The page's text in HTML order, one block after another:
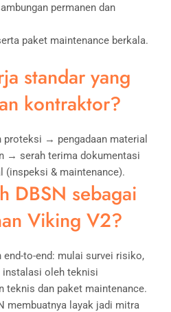
permanen dan
paket maintenance berkala.
standar yang
kontraktor?
→ pengadaan material
→ serah terima dokumentasi
& maintenance).
DBSN sebagai
Viking V2?
end-to-end: mulai survei risiko,
instalasi oleh teknisi
teknis dan paket maintenance.
membuatnya layak jadi mitra